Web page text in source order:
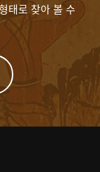
태로 찾아 볼 수